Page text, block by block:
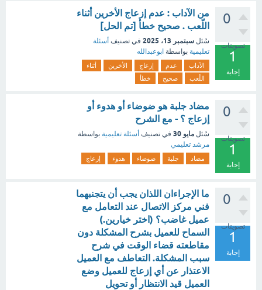
0
تصويتات
1
إجابة
من الآداب : عدم إزعاج الأخرين أثناء
اللّعب . صحيح خطأ [تم الحل]
سُئل سبتمبر 13، 2025 في تصنيف أسئلة
تعليمية بواسطة ابوعبدالله
الآداب عدم إزعاج الأخرين
أثناء
اللّعب
صحيح خطأ
0
تصويتات
1
إجابة
مضاد جلبة هو ضوضاء أو هدوء أو
إزعاج ؟ - مع الشرح
سُئل مايو 30 في تصنيف أسئلة تعليمية بواسطة
مرشد تعليمي
مضاد جلبة ضوضاء هدوء إزعاج
0
تصويتات
1
إجابة
ما الإجراءان اللذان يجب أن يتجنبهما
فني مركز الاتصال عند التعامل مع
عميل غاضب؟ (اختر خيارين.)
السماح للعميل بشرح المشكلة دون
مقاطعته قضاء الوقت في شرح
سبب المشكلة. التعاطف مع العميل
الاعتذار عن أي إزعاج للعميل وضع
العميل قيد الانتظار أو تحويل